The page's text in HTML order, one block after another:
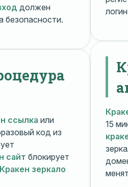
должен
безопасности.
ссылка или
код из
сайт блокирует
Кракен зеркало
15